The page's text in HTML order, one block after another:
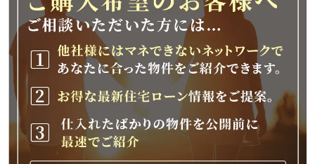
ご不便をおかけいたしますが、何卒ご理解の程
よろしくお願いいたします。